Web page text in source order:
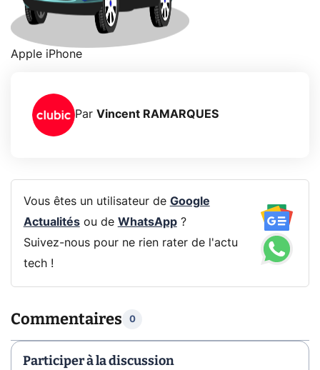
Apple iPhone
Par Vincent RAMARQUES
Vous êtes un utilisateur de Google
Actualitésou de WhatsApp?
Suivez-nous pour ne rien rater de l'actu
tech !
Commentaires 0
Participer à la discussion